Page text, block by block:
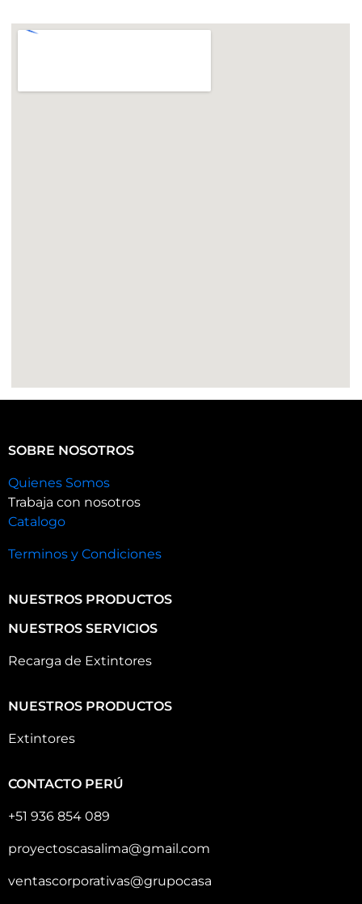
SOBRE NOSOTROS
Quienes Somos
Trabaja con nosotros
Catalogo
Terminos y Condiciones
NUESTROS PRODUCTOS
NUESTROS SERVICIOS
Recarga de Extintores
NUESTROS PRODUCTOS
Extintores
CONTACTO PERÚ
+51 936 854 089
proyectoscasalima@gmail.com
ventascorporativas@grupocasa